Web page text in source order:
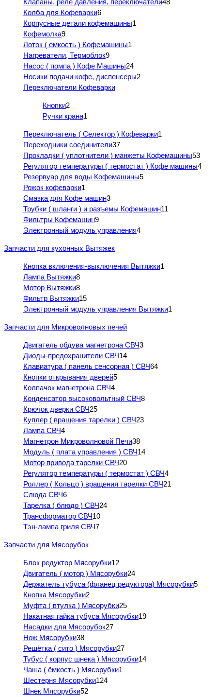
Клапаны, реле давления, переключатели48
Колба для Кофеварки6
Корпусные детали кофемашины1
Кофемолка9
Лоток ( емкость ) Кофемашины1
Нагреватели, Термоблок9
Насос ( помпа ) Кофе Машины24
Носики подачи кофе, диспенсеры2
Переключатели Кофеварки
Кнопки2
Ручки крана1
Переключатель ( Селектор ) Кофеварки1
Переходники соединители37
Прокладки ( уплотнители ) манжеты Кофемашины53
Регулятор температуры ( термостат ) Кофе машины4
Резервуар для воды Кофемашины5
Рожок кофеварки1
Смазка для Кофе машин3
Трубки ( шланги ) и разъемы Кофемашин11
Фильтры Кофемашин9
Электронный модуль управления4
Запчасти для кухонных Вытяжек
Кнопка включения-выключения Вытяжки1
Лампа Вытяжки8
Мотор Вытяжки8
Фильтр Вытяжки15
Электронный модуль управления Вытяжки1
Запчасти для Микроволновых печей
Двигатель обдува магнетрона СВЧ3
Диоды-предохранители СВЧ14
Клавиатура ( панель сенсорная ) СВЧ64
Кнопки открывания дверей5
Колпачок магнетрона СВЧ4
Конденсатор высоковольтный СВЧ8
Крючок дверки СВЧ25
Куплер ( вращения тарелки ) СВЧ23
Лампа СВЧ4
Магнетрон Микроволновой Печи38
Модуль ( плата управления ) СВЧ14
Мотор привода тарелки СВЧ20
Регулятор температуры ( термостат ) СВЧ4
Роллер ( Кольцо ) вращения тарелки СВЧ21
Слюда СВЧ6
Тарелка ( блюдо ) СВЧ24
Трансформатор СВЧ10
Тэн-лампа гриля СВЧ7
Запчасти для Мясорубок
Блок редуктор Мясорубки12
Двигатель ( мотор ) Мясорубки24
Держатель тубуса (фланец редуктора) Мясорубки5
Кнопка Мясорубки2
Муфта ( втулка ) Мясорубки25
Накатная гайка тубуса Мясорубки19
Насадки для Мясорубок27
Нож Мясорубки38
Решётка ( сито ) Мясорубки27
Тубус ( корпус шнека ) Мясорубки14
Чаша ( ёмкость ) Мясорубки1
Шестерня Мясорубки124
Шнек Мясорубки52